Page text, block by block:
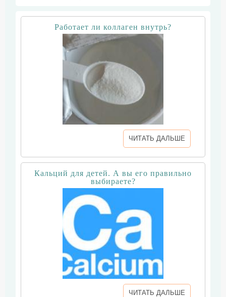
Работает ли коллаген внутрь?
ЧИТАТЬ ДАЛЬШЕ
Кальций для детей. А вы его правильно
выбираете?
ЧИТАТЬ ДАЛЬШЕ